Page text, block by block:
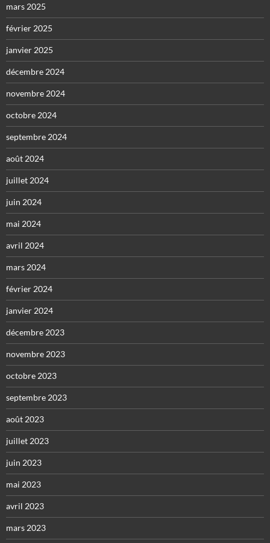
mars 2025
février 2025
janvier 2025
décembre 2024
novembre 2024
octobre 2024
septembre 2024
août 2024
juillet 2024
juin 2024
mai 2024
avril 2024
mars 2024
février 2024
janvier 2024
décembre 2023
novembre 2023
octobre 2023
septembre 2023
août 2023
juillet 2023
juin 2023
mai 2023
avril 2023
mars 2023